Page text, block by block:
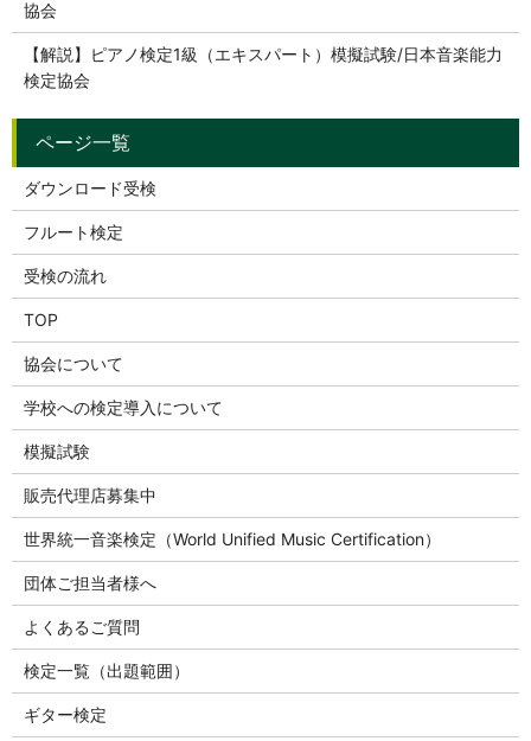
協会
【解説】ピアノ検定1級（エキスパート）模擬試験/日本音楽能力
検定協会
ダウンロード受検
フルート検定
受検の流れ
TOP
協会について
学校への検定導入について
模擬試験
販売代理店募集中
世界統一音楽検定（World Unified Music Certification）
団体ご担当者様へ
よくあるご質問
検定一覧（出題範囲）
ギター検定